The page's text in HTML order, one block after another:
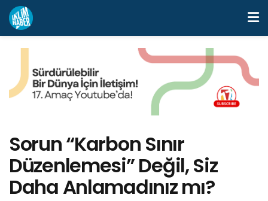
Sorun “Karbon Sınır
Düzenlemesi” Değil, Siz
Daha Anlamadınız mı?